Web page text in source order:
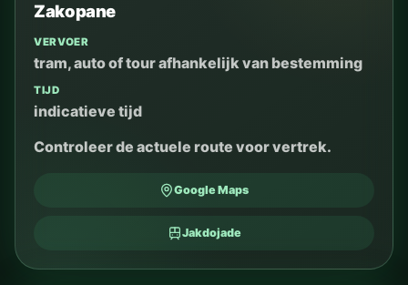
Zakopane
VERVOER
tram, auto of tour afhankelijk van bestemming
TIJD
indicatieve tijd
Controleer de actuele route voor vertrek.
Google Maps
Jakdojade